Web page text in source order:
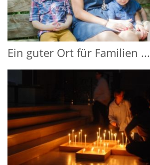
Ein guter Ort für Familien ...